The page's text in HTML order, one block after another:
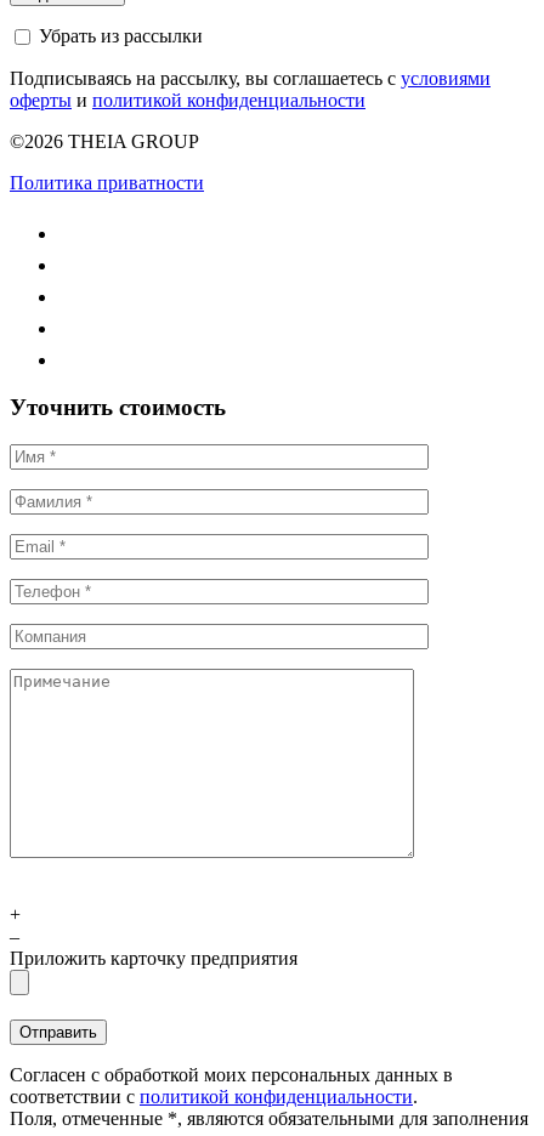
Убрать из рассылки
Подписываясь на рассылку, вы соглашаетесь с условиями
оферты и политикой конфиденциальности
©2026 THEIA GROUP
Политика приватности
Уточнить стоимость
+
–
Приложить карточку предприятия
Согласен с обработкой моих персональных данных в
соответствии с политикой конфиденциальности.
Поля, отмеченные *, являются обязательными для заполнения